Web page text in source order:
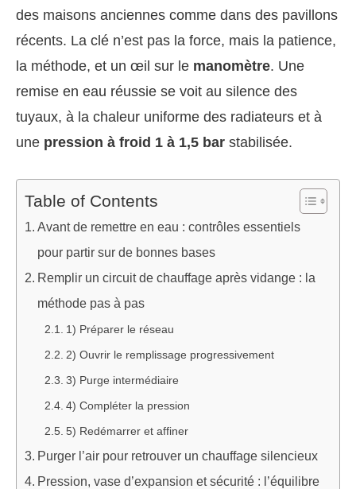
des maisons anciennes comme dans des pavillons
récents. La clé n’est pas la force, mais la patience,
la méthode, et un œil sur le manomètre. Une
remise en eau réussie se voit au silence des
tuyaux, à la chaleur uniforme des radiateurs et à
une pression à froid 1 à 1,5 bar stabilisée.
Table of Contents
Avant de remettre en eau : contrôles essentiels
pour partir sur de bonnes bases
Remplir un circuit de chauffage après vidange : la
méthode pas à pas
1) Préparer le réseau
2) Ouvrir le remplissage progressivement
3) Purge intermédiaire
4) Compléter la pression
5) Redémarrer et affiner
Purger l’air pour retrouver un chauffage silencieux
Pression, vase d’expansion et sécurité : l’équilibre